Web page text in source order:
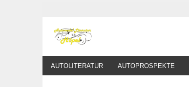
AUTOLITERATUR AUTOPROSPEKTE